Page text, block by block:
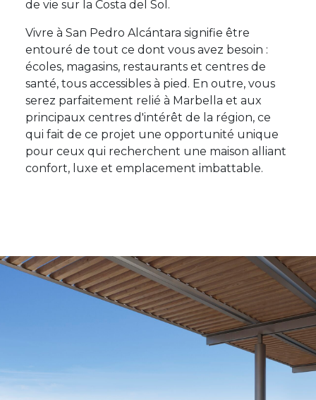
de vie sur la Costa del Sol.
Vivre à San Pedro Alcántara signifie être
entouré de tout ce dont vous avez besoin :
écoles, magasins, restaurants et centres de
santé, tous accessibles à pied. En outre, vous
serez parfaitement relié à Marbella et aux
principaux centres d'intérêt de la région, ce
qui fait de ce projet une opportunité unique
pour ceux qui recherchent une maison alliant
confort, luxe et emplacement imbattable.